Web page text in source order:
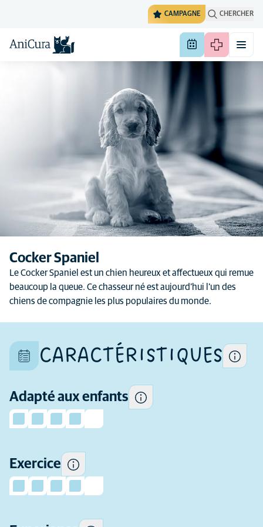
CAMPAGNE CHERCHER
Cocker Spaniel
Le Cocker Spaniel est un chien heureux et affectueux qui remue
beaucoup la queue. Ce chasseur né est aujourd’hui l’un des
chiens de compagnie les plus populaires du monde.
CARACTÉRISTIQUES
Adapté aux enfants
Exercice
diffèrent aussi au sein d'une
Certains chiens ont tendance
à être plus enjoués et
sociables avec les enfants et
plus tolérants que d'autres à
quotidiennement.
De quelle expérience
préalable (en tant que
propriétaire de chien) avez-
d'envisager d'adopter cette
race ?
En moyenne, quel niveau de